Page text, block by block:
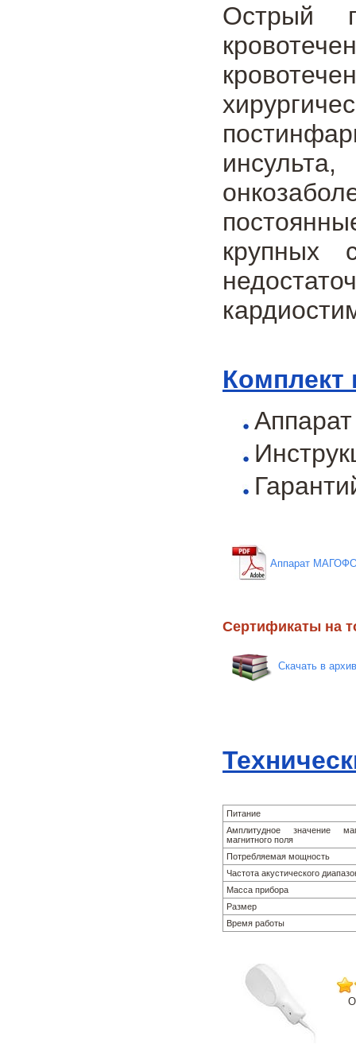
Острый
крупных
Аппарат
Сертификаты на
Скачать в
Питание
Амплитудное значение
магнитного поля
Потребляемая мощность
Частота акустического
Масса прибора
Размер
Время работы